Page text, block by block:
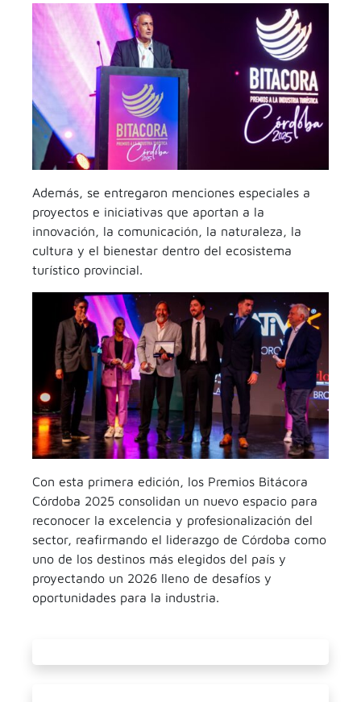
Además, se entregaron menciones especiales a
proyectos e iniciativas que aportan a la
innovación, la comunicación, la naturaleza, la
cultura y el bienestar dentro del ecosistema
turístico provincial.
Con esta primera edición, los Premios Bitácora
Córdoba 2025 consolidan un nuevo espacio para
reconocer la excelencia y profesionalización del
sector, reafirmando el liderazgo de Córdoba como
uno de los destinos más elegidos del país y
proyectando un 2026 lleno de desafíos y
oportunidades para la industria.